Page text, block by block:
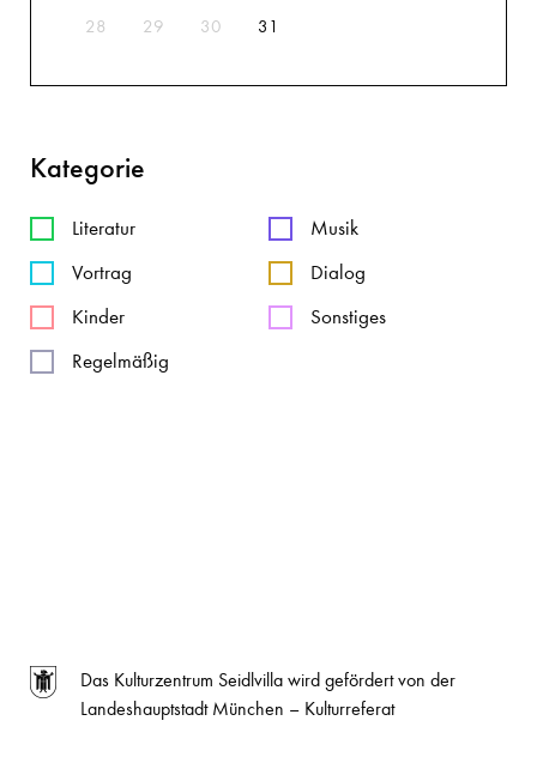
28 29 30 31
Kategorie
Literatur
Musik
Vortrag
Dialog
Kinder
Sonstiges
Regelmäßig
Das Kulturzentrum Seidlvilla wird gefördert von der
Landeshauptstadt München – Kulturreferat